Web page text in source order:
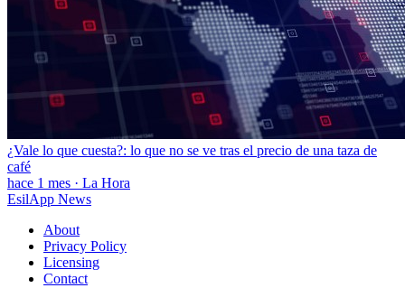
¿Vale lo que cuesta?: lo que no se ve tras el precio de una taza de
café
hace 1 mes · La Hora
EsilApp News
About
Privacy Policy
Licensing
Contact